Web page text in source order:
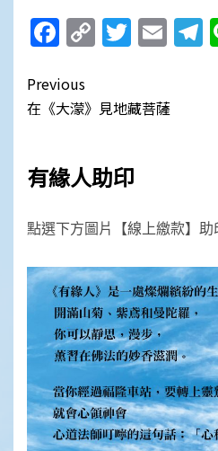
Facebook
Copy
Post
navigation
Previous
在《大濛》見地藏菩薩
有緣人助印
點選下方圖片【線上繳款】助